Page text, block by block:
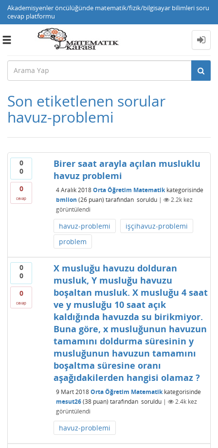
Akademisyenler öncülüğünde matematik/fizik/bilgisayar bilimleri soru
cevap platformu
Toggle
Son etiketlenen sorular
havuz-problemi
0
0
0
cevap
Birer saat arayla açılan musluklu
havuz problemi
4 Aralık 2018 Orta Öğretim Matematikkategorisinde
bmlion (26puan) tarafından soruldu | 2.2kkez
görüntülendi
havuz-problemi
işçihavuz-problemi
problem
0
0
0
cevap
X musluğu havuzu dolduran
musluk, Y musluğu havuzu
boşaltan musluk. X musluğu 4 saat
ve y musluğu 10 saat açık
kaldığında havuzda su birikmiyor.
Buna göre, x musluğunun havuzun
tamamını doldurma süresinin y
musluğunun havuzun tamamını
boşaltma süresine oranı
aşağıdakilerden hangisi olamaz ?
9 Mart 2018 Orta Öğretim Matematikkategorisinde
mesut26 (38puan) tarafından soruldu | 2.4kkez
görüntülendi
havuz-problemi